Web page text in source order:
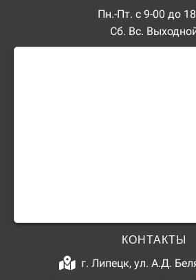
Пн.-Пт. с 9-00 до
Сб. Вс.
КОНТАКТЫ
г. Липецк, ул. А.Д.